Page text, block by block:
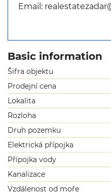
Email:
Basic information
Šifra objektu
Prodejní cena
Lokalita
Rozloha
Druh pozemku
Elektrická přípojka
Přípojka vody
Kanalizace
Vzdálenost od moře